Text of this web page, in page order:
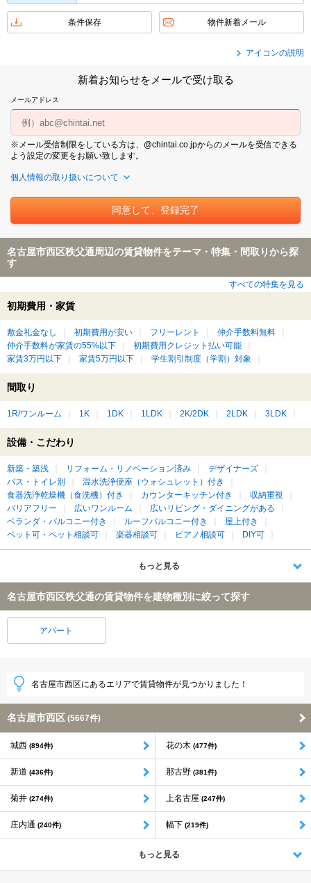
条件保存 物件新着メール
アイコンの説明
新着お知らせをメールで受け取る
メールアドレス
※メール受信制限をしている方は、@chintai.co.jpからのメールを受信できる
よう設定の変更をお願い致します。
個人情報の取り扱いについて
名古屋市西区秩父通周辺の賃貸物件をテーマ・特集・間取りから探
す
すべての特集を見る
初期費用・家賃
敷金礼金なし 初期費用が安い フリーレント
仲介手数料無料
仲介手数料が家賃の55%以下
初期費用クレジット払い可能
家賃3万円以下
家賃5万円以下 学生割引制度（学割）対象
間取り
1R/ワンルーム 1K 1DK 1LDK 2K/2DK 2LDK 3LDK
設備・こだわり
新築・築浅 リフォーム・リノベーション済み
デザイナーズ
バス・トイレ別
温水洗浄便座（ウォシュレット）付き
食器洗浄乾燥機（食洗機）付き
カウンターキッチン付き
収納重視
バリアフリー
広いワンルーム
広いリビング・ダイニングがある
ベランダ・バルコニー付き
ルーフバルコニー付き
屋上付き
ペット可・ペット相談可
楽器相談可 ピアノ相談可 DIY可
もっと見る
名古屋市西区秩父通の賃貸物件を建物種別に絞って探す
アパート
名古屋市西区にあるエリアで賃貸物件が見つかりました！
名古屋市西区 (5667件)
城西 (894件) 花の木 (477件)
新道 (436件) 那古野 (381件)
菊井 (274件) 上名古屋 (247件)
庄内通 (240件) 幅下 (219件)
もっと見る